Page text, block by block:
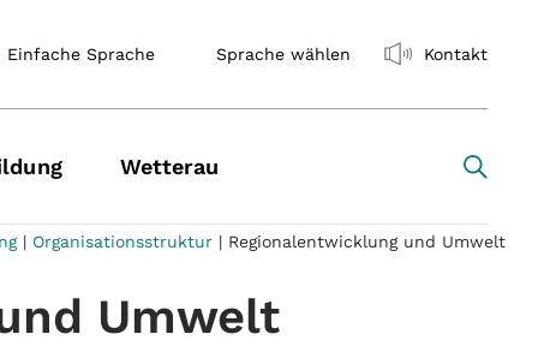
Einfache Sprache Sprache wählen Kontakt
Wetterau
| Organisationsstruktur| Regionalentwicklung und Umwelt
Umwelt